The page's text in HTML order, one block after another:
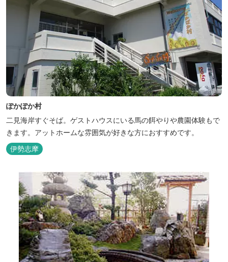
ぽかぽか村
二見海岸すぐそば。ゲストハウスにいる馬の餌やりや農園体験もで
きます。アットホームな雰囲気が好きな方におすすめです。
伊勢志摩